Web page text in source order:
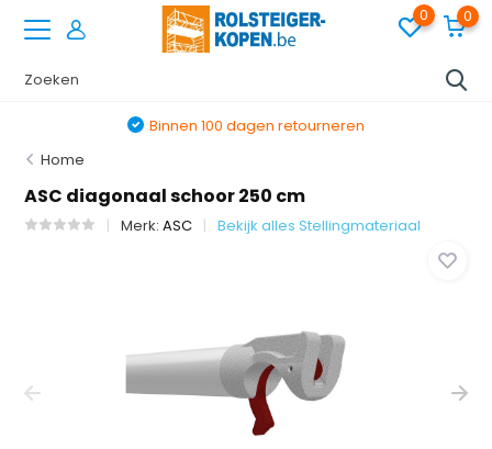
0 0
Binnen 100 dagen retourneren
Home
ASC diagonaal schoor 250 cm
Merk:ASC Bekijk alles Stellingmateriaal